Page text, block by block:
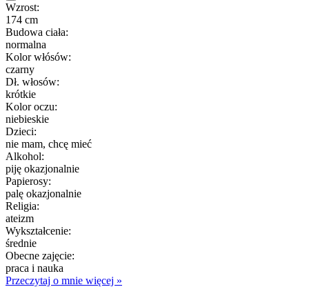
Wzrost:
174 cm
Budowa ciała:
normalna
Kolor włósów:
czarny
Dł. włosów:
krótkie
Kolor oczu:
niebieskie
Dzieci:
nie mam, chcę mieć
Alkohol:
piję okazjonalnie
Papierosy:
palę okazjonalnie
Religia:
ateizm
Wykształcenie:
średnie
Obecne zajęcie:
praca i nauka
Przeczytaj o mnie więcej »